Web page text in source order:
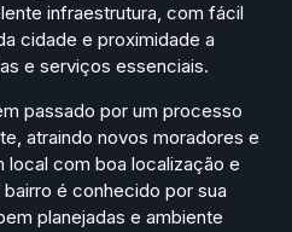
infraestrutura, com fácil
cidade e proximidade a
e serviços essenciais.
passado por um processo
atraindo novos moradores e
local com boa localização e
é conhecido por sua
planejadas e ambiente